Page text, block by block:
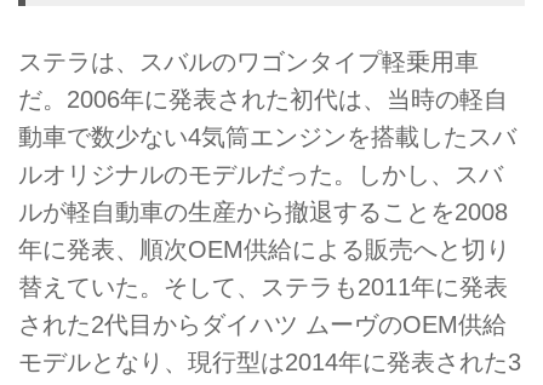
ステラは、スバルのワゴンタイプ軽乗用車
だ。2006年に発表された初代は、当時の軽自
動車で数少ない4気筒エンジンを搭載したスバ
ルオリジナルのモデルだった。しかし、スバ
ルが軽自動車の生産から撤退することを2008
年に発表、順次OEM供給による販売へと切り
替えていた。そして、ステラも2011年に発表
された2代目からダイハツ ムーヴのOEM供給
モデルとなり、現行型は2014年に発表された3